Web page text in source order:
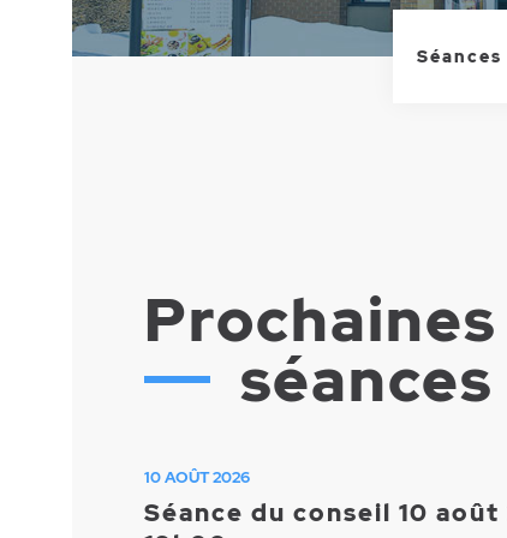
Prochaines
séances
10 AOÛT 2026
Séance du conseil 10